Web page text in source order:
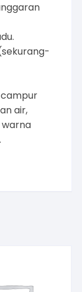
campur
air,